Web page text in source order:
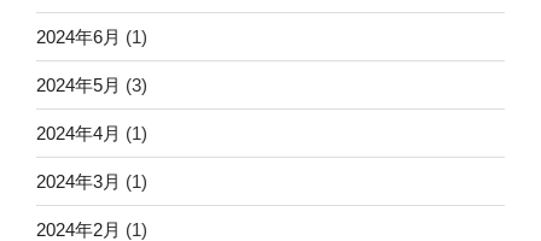
2024年6月 (1)
2024年5月 (3)
2024年4月 (1)
2024年3月 (1)
2024年2月 (1)